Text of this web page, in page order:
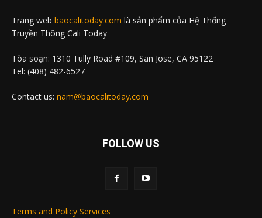
Trang web baocalitoday.com là sản phẩm của Hệ Thống
Truyền Thông Cali Today
Tòa soạn: 1310 Tully Road #109, San Jose, CA 95122
Tel: (408) 482-6527
Contact us: nam@baocalitoday.com
FOLLOW US
Terms and Policy Services